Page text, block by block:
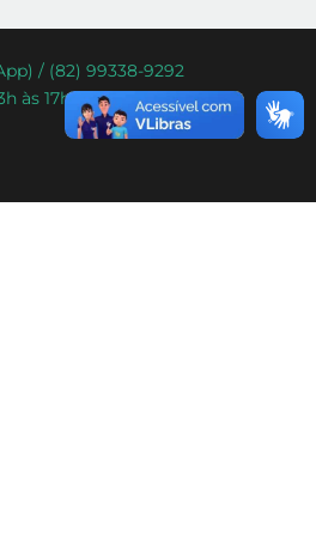
/ (82) 99338-9292
às 17h.